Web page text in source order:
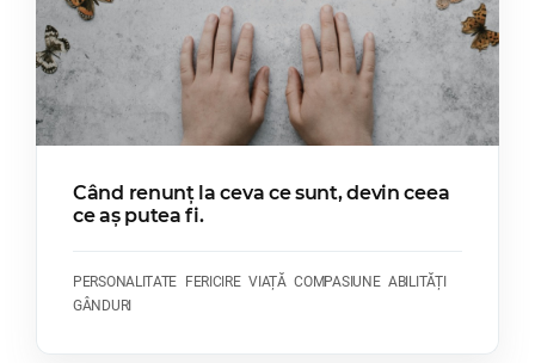
Când renunț la ceva ce sunt, devin ceea
ce aș putea fi.
PERSONALITATE FERICIRE VIAȚĂ COMPASIUNE ABILITĂȚI
GÂNDURI